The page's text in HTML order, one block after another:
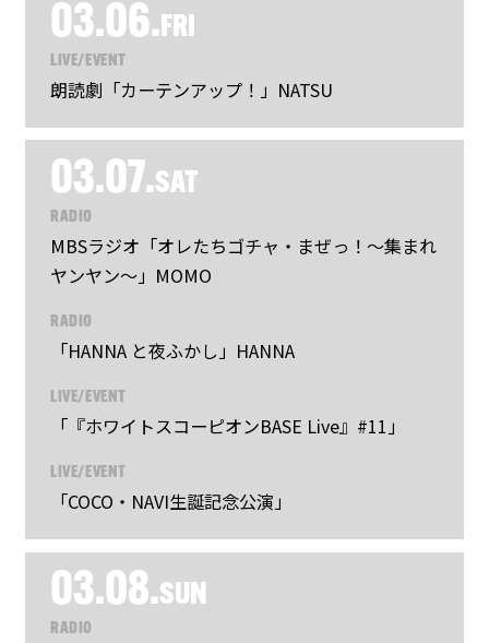
03.06. FRI
LIVE/EVENT
朗読劇「カーテンアップ！」NATSU
03.07.SAT
RADIO
MBSラジオ「オレたちゴチャ・まぜっ！～集まれ
ヤンヤン～」MOMO
RADIO
「HANNA と夜ふかし」HANNA
LIVE/EVENT
「『ホワイトスコーピオンBASE Live』#11」
LIVE/EVENT
「COCO・NAVI生誕記念公演」
03.08.SUN
RADIO